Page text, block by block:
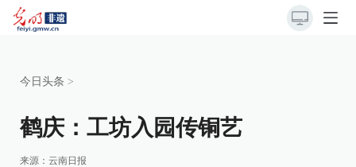
今日头条 >
鹤庆：工坊入园传铜艺
来源： 云南日报